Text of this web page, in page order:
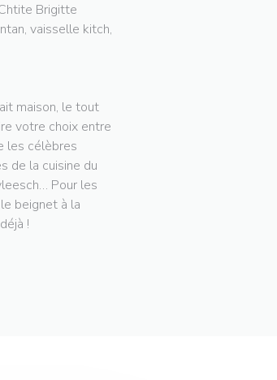
Brigitte
vaisselle kitch,
maison, le tout
votre choix entre
les célèbres
de la cuisine du
Pour les
beignet à la
!